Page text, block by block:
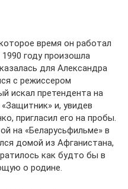
время он работал
году произошла
для Александра
с режиссером
искал претендента на
и, увидев
пригласил его на пробы.
на «Беларусьфильме» в
домой из Афганистана,
как будто бы в
о родине.